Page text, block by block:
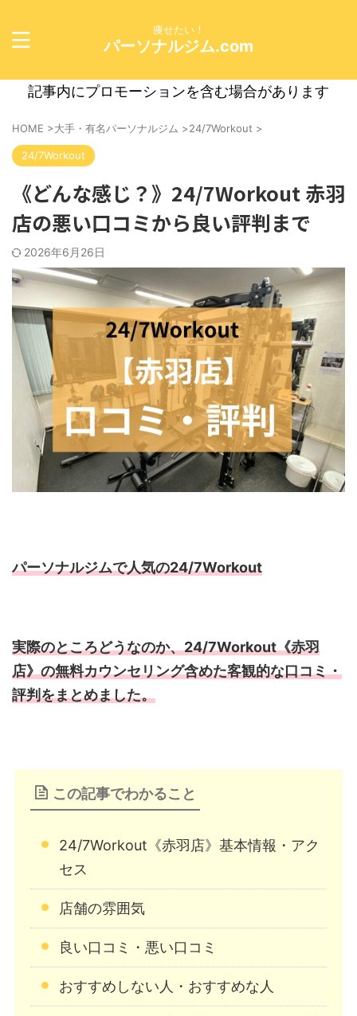
痩せたい！
パーソナルジム.com
記事内にプロモーションを含む場合があります
HOME >大手・有名パーソナルジム >24/7Workout >
24/7Workout
《どんな感じ？》24/7Workout 赤羽
店の悪い口コミから良い評判まで
2026年6月26日
パーソナルジムで人気の24/7Workout
実際のところどうなのか、24/7Workout《赤羽
店》の無料カウンセリング含めた客観的な口コミ・
評判をまとめました。
この記事でわかること
24/7Workout《赤羽店》基本情報・アク
セス
店舗の雰囲気
良い口コミ・悪い口コミ
おすすめしない人・おすすめな人